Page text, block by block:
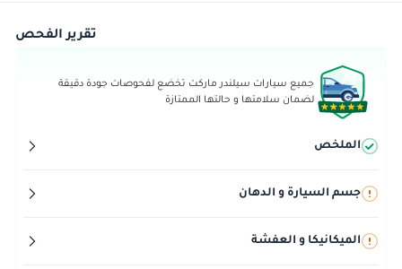
تقرير الفحص
جميع سيارات سيلندر ماركت تخضع لفحوصات جودة دقيقة
لضمان سلامتها و حالتها الممتازة
الملخص
جسم السيارة و الدهان
الميكانيكا و العفشة